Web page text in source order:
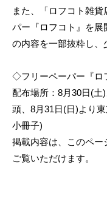
また、「ロフコト雑
パー『ロフコト』を展
の内容を一部抜粋し、
◇フリーペーパー『ロ
配布場所：8月30日(土
頭、8月31日(日)より
小冊子)
掲載内容は、このペー
ご覧いただけます。